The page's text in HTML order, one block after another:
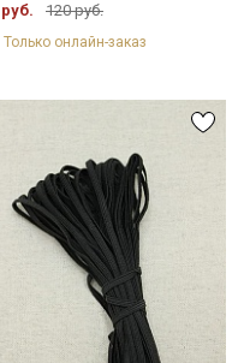
руб. 120 руб.
Только онлайн-заказ